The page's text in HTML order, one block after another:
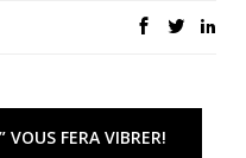
VOUS FERA VIBRER!